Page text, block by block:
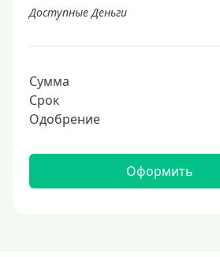
Доступные Деньги
Сумма
Срок
Одобрение
Оформить